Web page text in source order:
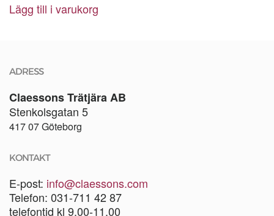
Lägg till i varukorg
ADRESS
Claessons Trätjära AB
Stenkolsgatan 5
417 07 Göteborg
KONTAKT
E-post: info@claessons.com
Telefon: 031-711 42 87
telefontid kl 9.00-11.00